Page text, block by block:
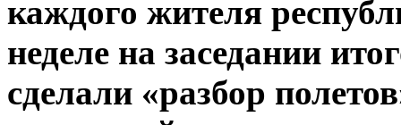
каждого жителя
неделе на заседании
сделали «разбор